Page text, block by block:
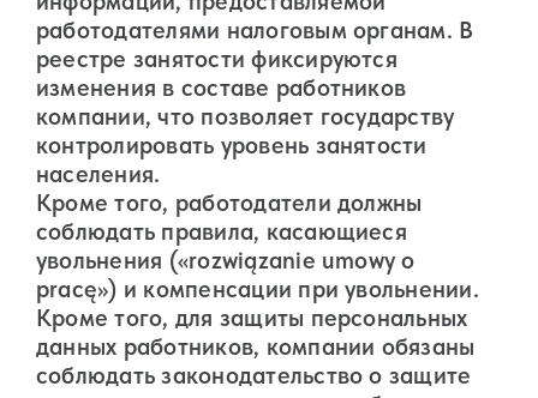
работодателями налоговым органам. В
реестре занятости фиксируются
изменения в составе работников
компании, что позволяет государству
контролировать уровень занятости
населения.
Кроме того, работодатели должны
соблюдать правила, касающиеся
увольнения («rozwiązanie umowy o
pracę») и компенсации при увольнении.
Кроме того, для защиты персональных
данных работников, компании обязаны
соблюдать законодательство о защите